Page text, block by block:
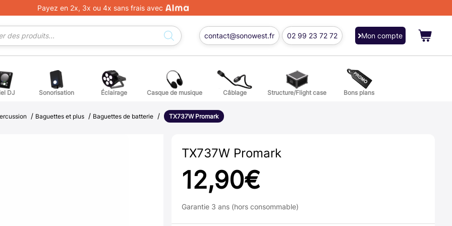
Payez en 2x, 3x ou 4x sans frais avec
contact@sonowest.fr 02 99 23 72 72 Mon compte
voix Percussions
DJ
DJ
Sonorisation Éclairage Casque de musique Câblage Structure/Flight case Bons plans
/ Baguettes et plus / Baguettes de batterie / TX737W Promark
TX737W Promark
12,90€
Garantie 3 ans (hors consommable)